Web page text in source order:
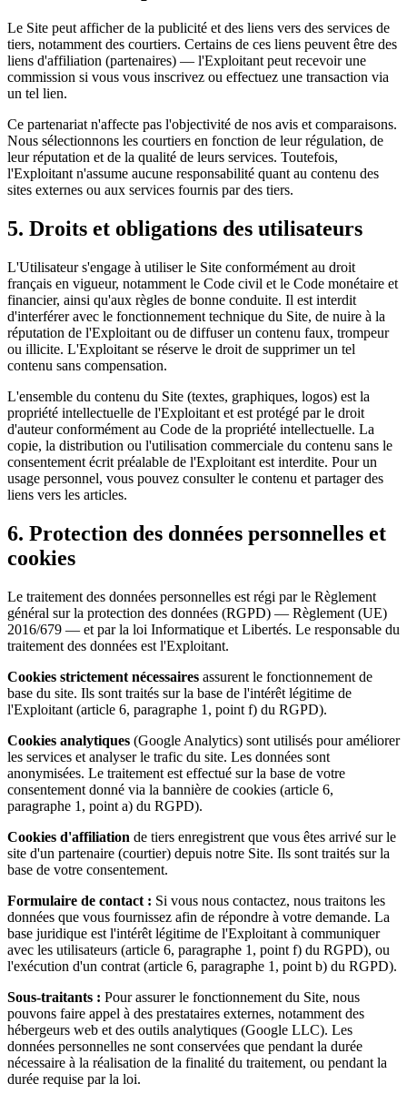
Le Site peut afficher de la publicité et des liens vers des services de
tiers, notamment des courtiers. Certains de ces liens peuvent être des
liens d'affiliation (partenaires) — l'Exploitant peut recevoir une
commission si vous vous inscrivez ou effectuez une transaction via
un tel lien.
Ce partenariat n'affecte pas l'objectivité de nos avis et comparaisons.
Nous sélectionnons les courtiers en fonction de leur régulation, de
leur réputation et de la qualité de leurs services. Toutefois,
l'Exploitant n'assume aucune responsabilité quant au contenu des
sites externes ou aux services fournis par des tiers.
5. Droits et obligations des utilisateurs
L'Utilisateur s'engage à utiliser le Site conformément au droit
français en vigueur, notamment le Code civil et le Code monétaire et
financier, ainsi qu'aux règles de bonne conduite. Il est interdit
d'interférer avec le fonctionnement technique du Site, de nuire à la
réputation de l'Exploitant ou de diffuser un contenu faux, trompeur
ou illicite. L'Exploitant se réserve le droit de supprimer un tel
contenu sans compensation.
L'ensemble du contenu du Site (textes, graphiques, logos) est la
propriété intellectuelle de l'Exploitant et est protégé par le droit
d'auteur conformément au Code de la propriété intellectuelle. La
copie, la distribution ou l'utilisation commerciale du contenu sans le
consentement écrit préalable de l'Exploitant est interdite. Pour un
usage personnel, vous pouvez consulter le contenu et partager des
liens vers les articles.
6. Protection des données personnelles et
cookies
Le traitement des données personnelles est régi par le Règlement
général sur la protection des données (RGPD) — Règlement (UE)
2016/679 — et par la loi Informatique et Libertés. Le responsable du
traitement des données est l'Exploitant.
Cookies strictement nécessaires assurent le fonctionnement de
base du site. Ils sont traités sur la base de l'intérêt légitime de
l'Exploitant (article 6, paragraphe 1, point f) du RGPD).
Cookies analytiques (Google Analytics) sont utilisés pour améliorer
les services et analyser le trafic du site. Les données sont
anonymisées. Le traitement est effectué sur la base de votre
consentement donné via la bannière de cookies (article 6,
paragraphe 1, point a) du RGPD).
Cookies d'affiliation de tiers enregistrent que vous êtes arrivé sur le
site d'un partenaire (courtier) depuis notre Site. Ils sont traités sur la
base de votre consentement.
Formulaire de contact : Si vous nous contactez, nous traitons les
données que vous fournissez afin de répondre à votre demande. La
base juridique est l'intérêt légitime de l'Exploitant à communiquer
avec les utilisateurs (article 6, paragraphe 1, point f) du RGPD), ou
l'exécution d'un contrat (article 6, paragraphe 1, point b) du RGPD).
Sous-traitants : Pour assurer le fonctionnement du Site, nous
pouvons faire appel à des prestataires externes, notamment des
hébergeurs web et des outils analytiques (Google LLC). Les
données personnelles ne sont conservées que pendant la durée
nécessaire à la réalisation de la finalité du traitement, ou pendant la
durée requise par la loi.